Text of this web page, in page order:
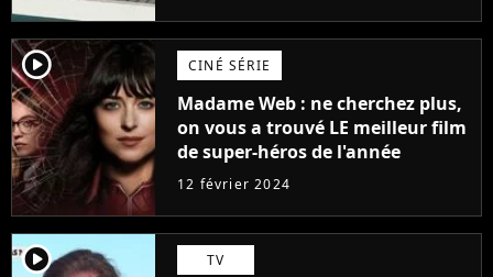
player2 CINÉ SÉRIE
Madame Web : ne cherchez plus,
on vous a trouvé LE meilleur film
de super-héros de l'année
12 février 2024
player2 TV